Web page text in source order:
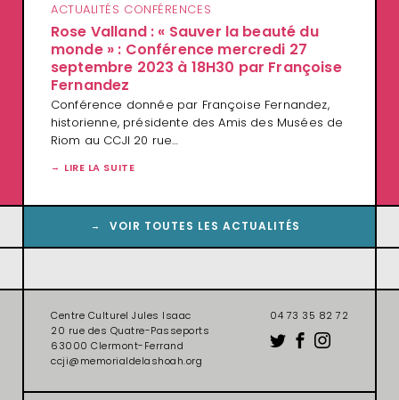
ACTUALITÉS CONFÉRENCES
Rose Valland : « Sauver la beauté du
monde » : Conférence mercredi 27
septembre 2023 à 18H30 par Françoise
Fernandez
Conférence donnée par Françoise Fernandez,
historienne, présidente des Amis des Musées de
Riom au CCJI 20 rue…
LIRE LA SUITE
VOIR TOUTES LES ACTUALITÉS
Centre Culturel Jules Isaac
20 rue des Quatre-Passeports
63000 Clermont-Ferrand
ccji@memorialdelashoah.org
04 73 35 82 72